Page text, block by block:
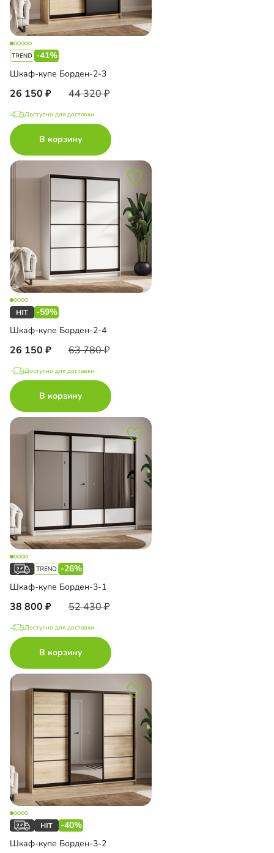
-41%
Шкаф-купе Борден-2-3
26 150 44 320
Доступно для доставки
В корзину
-59%
Шкаф-купе Борден-2-4
26 150 63 780
Доступно для доставки
В корзину
-26%
Шкаф-купе Борден-3-1
38 800 52 430
Доступно для доставки
В корзину
-40%
Шкаф-купе Борден-3-2